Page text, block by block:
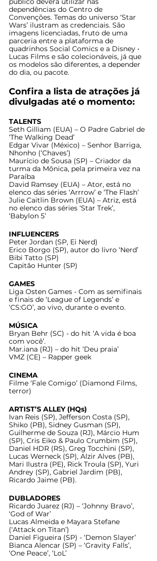
dependências do Centro de
Convenções. Temas do universo ‘Star
Wars’ ilustram as credenciais. São
imagens licenciadas, fruto de uma
parceria entre a plataforma de
quadrinhos Social Comics e a Disney •
Lucas Films e são colecionáveis, já que
os modelos são diferentes, a depender
do dia, ou pacote.
Confira a lista de atrações já
divulgadas até o momento:
TALENTS
Seth Gilliam (EUA) – O Padre Gabriel de
‘The Walking Dead’
Edgar Vivar (México) – Senhor Barriga,
Nhonho (‘Chaves’)
Maurício de Sousa (SP) – Criador da
turma da Mônica, pela primeira vez na
Paraíba
David Ramsey (EUA) – Ator, está no
elenco das séries ‘Arrrow’ e ‘The Flash’
Julie Caitlin Brown (EUA) – Atriz, está
no elenco das séries ‘Star Trek’,
‘Babylon 5’
INFLUENCERS
Peter Jordan (SP, Ei Nerd)
Erico Borgo (SP), autor do livro ‘Nerd’
Bibi Tatto (SP)
Capitão Hunter (SP)
GAMES
Liga Osten Games - Com as semifinais
e finais de ‘League of Legends’ e
‘CS:GO’, ao vivo, durante o evento.
MÚSICA
Bryan Behr (SC) - do hit ‘A vida é boa
com você’.
Mar.iana (RJ) – do hit ‘Deu praia’
VMZ (CE) – Rapper geek
CINEMA
Filme ‘Fale Comigo’ (Diamond Films,
terror)
ARTIST’S ALLEY (HQs)
Ivan Reis (SP), Jefferson Costa (SP),
Shiko (PB), Sidney Gusman (SP),
Guilherme de Souza (RJ), Márcio Hum
(SP), Cris Eiko & Paulo Crumbim (SP),
Daniel HDR (RS), Greg Tocchini (SP),
Lucas Werneck (SP), Alzir Alves (PB),
Mari Ilustra (PE), Rick Troula (SP), Yuri
Andrey (SP), Gabriel Jardim (PB),
Ricardo Jaime (PB).
DUBLADORES
Ricardo Juarez (RJ) – ‘Johnny Bravo’,
‘God of War’
Lucas Almeida e Mayara Stefane
(‘Attack on Titan’)
Daniel Figueira (SP) - ‘Demon Slayer’
Bianca Alencar (SP) – ‘Gravity Falls’,
‘One Peace’, ‘LoL’